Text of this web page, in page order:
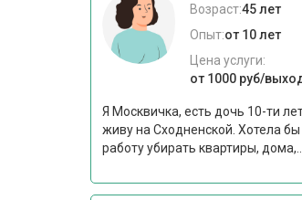
Возраст:45 лет
Опыт:от 10 лет
Цена услуги:
от 1000 руб/
Я Москвичка, есть дочь 10-ти
живу на Сходненской. Хотела бы
работу убирать квартиры, дома,...